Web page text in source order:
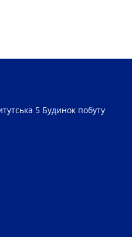
5 Будинок побуту